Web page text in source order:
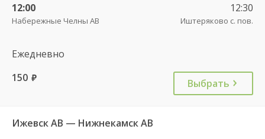
12:00
Набережные Челны АВ
12:30
Иштеряково с. пов.
Ежедневно
150 руб. Выбрать
Ижевск АВ — Нижнекамск АВ